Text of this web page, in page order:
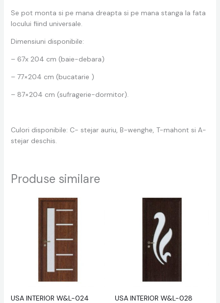
Se pot monta si pe mana dreapta si pe mana stanga la fata
locului fiind universale.
Dimensiuni disponibile:
– 67x 204 cm (baie-debara)
– 77×204 cm (bucatarie )
– 87×204 cm (sufragerie-dormitor).
Culori disponibile: C- stejar auriu, B-wenghe, T-mahont si A-
stejar deschis.
Produse similare
USA INTERIOR W&L-024 USA INTERIOR W&L-028